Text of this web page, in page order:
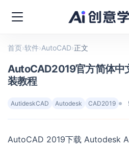
首页›软件›AutoCAD›正文
AutoCAD2019官方简体中
装教程
AutideskCAD Autodesk CAD2019
AutoCAD 2019下载 Autodesk